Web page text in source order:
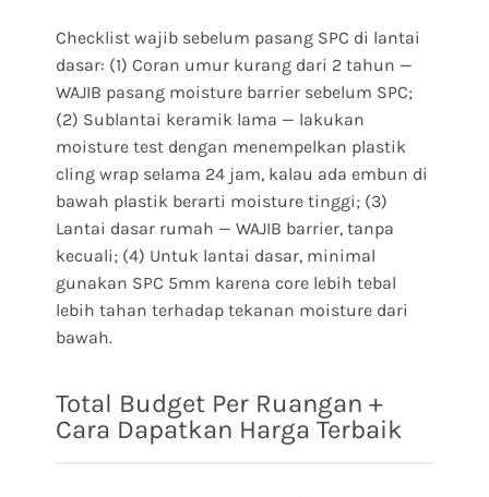
Checklist wajib sebelum pasang SPC di lantai
dasar: (1) Coran umur kurang dari 2 tahun —
WAJIB pasang moisture barrier sebelum SPC;
(2) Sublantai keramik lama — lakukan
moisture test dengan menempelkan plastik
cling wrap selama 24 jam, kalau ada embun di
bawah plastik berarti moisture tinggi; (3)
Lantai dasar rumah — WAJIB barrier, tanpa
kecuali; (4) Untuk lantai dasar, minimal
gunakan SPC 5mm karena core lebih tebal
lebih tahan terhadap tekanan moisture dari
bawah.
Total Budget Per Ruangan +
Cara Dapatkan Harga Terbaik